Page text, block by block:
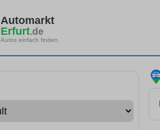
Automarkt
Erfurt.de
Autos einfach finden